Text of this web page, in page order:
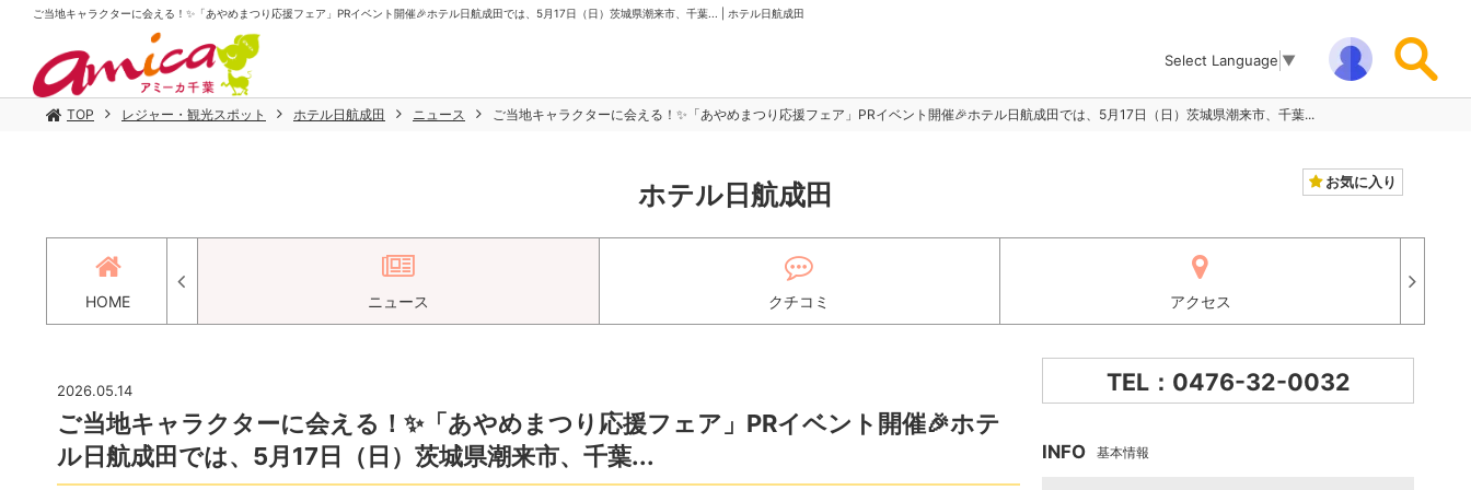
ご当地キャラクターに会える！✨「あやめまつり応援フェア」PRイベント開催🎉ホテル日航成田では、5月17日（日）茨城県潮来市、千葉... | ホテル日航成田
Select Language ▼
TOP レジャー・観光スポット ホテル日航成田 ニュース ご当地キャラクターに会える！✨「あやめまつり応援フェア」PRイベント開催🎉ホテル日航成田では、5月17日（日）茨城県潮来市、千葉...
ホテル日航成田 お気に入り
HOME ニュース クチコミ アクセス
2026.05.14
ご当地キャラクターに会える！✨「あやめまつり応援フェア」PRイベント開催🎉ホテ
ル日航成田では、5月17日（日）茨城県潮来市、千葉...
TEL：0476-32-0032
INFO 基本情報